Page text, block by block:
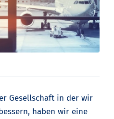
Gesellschaft in der wir
haben wir eine